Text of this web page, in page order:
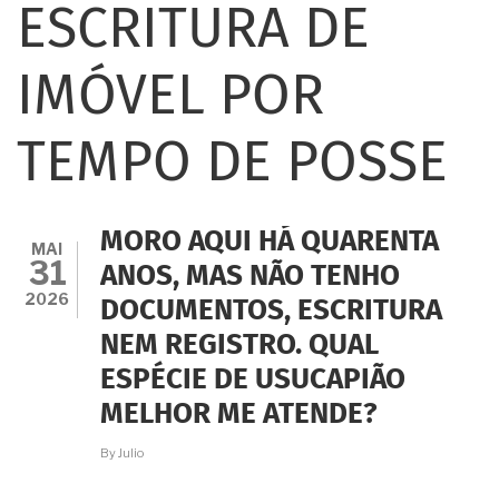
ESCRITURA DE
IMÓVEL POR
TEMPO DE POSSE
MAI
31
2026
MORO AQUI HÁ QUARENTA
ANOS, MAS NÃO TENHO
DOCUMENTOS, ESCRITURA
NEM REGISTRO. QUAL
ESPÉCIE DE USUCAPIÃO
MELHOR ME ATENDE?
By Julio